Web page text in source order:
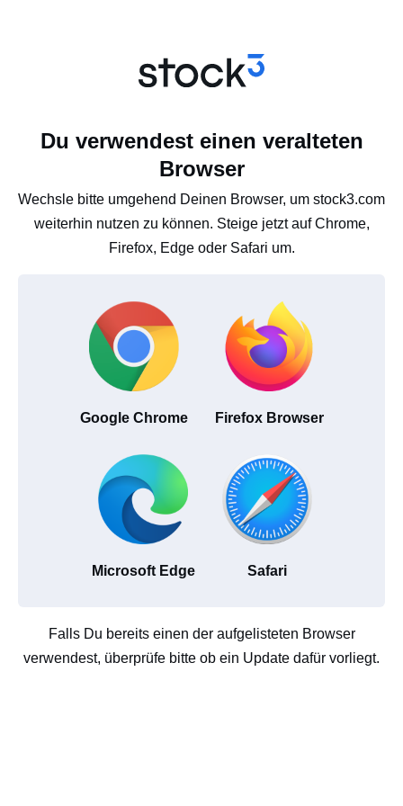
Du verwendest einen veralteten
Browser
Wechsle bitte umgehend Deinen Browser, um stock3.com
weiterhin nutzen zu können. Steige jetzt auf Chrome,
Firefox, Edge oder Safari um.
Google Chrome Firefox Browser
Microsoft Edge Safari
Falls Du bereits einen der aufgelisteten Browser
verwendest, überprüfe bitte ob ein Update dafür vorliegt.